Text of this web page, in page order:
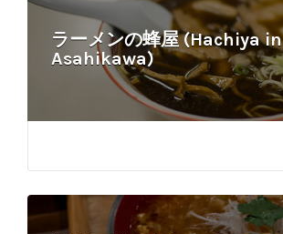
ラーメンの蜂屋 (Hachiya in
Asahikawa)